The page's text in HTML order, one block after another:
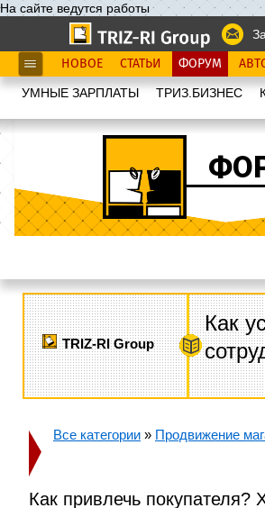
На сайте ведутся работы
НОВОЕ СТАТЬИ ФОРУМ
УМНЫЕ ЗАРПЛАТЫ ТРИЗ.БИЗНЕС
TRIZ-RI Group
Как
Все категории » Продвижение
Как привлечь покупателя?